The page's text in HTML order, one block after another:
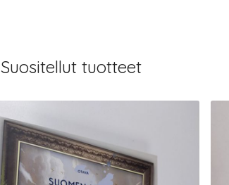
Suositellut tuotteet